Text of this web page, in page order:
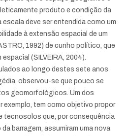
produto e condição da
deve ser entendida como um
à extensão espacial de um
1992) de cunho político, que
(SILVEIRA, 2004).
ao longo destes sete anos
observou-se que pouco se
geomorfológicos. Um dos
exemplo, tem como objetivo propor
tecnosolos que, por consequência
barragem, assumiram uma nova